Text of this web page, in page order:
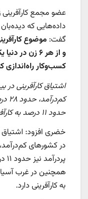
عضو مجمع کارآفرینی
داده‌هایی که
گفت: موضوع
و از هر ۶ زن
کسب‌وکار راه‌اندازی
اشتیاق کارآفرینی در
حدود ۱۱ درصد به کارآفرینی علاقه دارند.
خضری افزود: اشتیاق
همچنین در غرب آسیا
به کارآفرینی دارد.